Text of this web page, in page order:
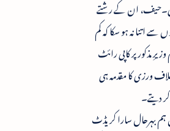
ان کے رشتے
سے اتنا نہ ہو سکا کہ کم
مذکور پر کاپی رائٹ
ورزی کا مقدمہ ہی
دیتے۔
ہم بہرحال سارا کریڈٹ